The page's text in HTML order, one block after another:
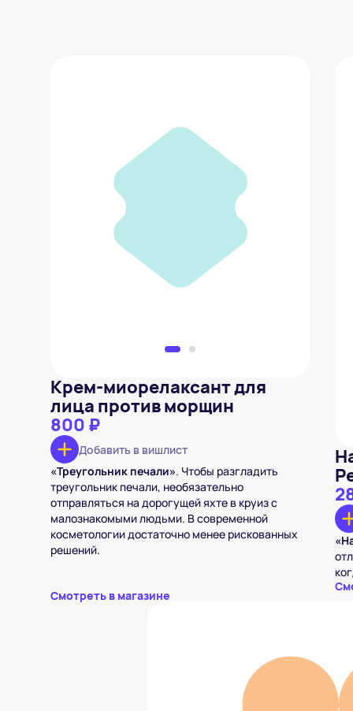
Крем-миорелаксант для лица
Добавить в вишлист
Крем-миорелаксант для
лица против морщин
800 ₽
Добавить в вишлист
«Треугольник печали». Чтобы разгладить
треугольник печали, необязательно
отправляться на дорогущей яхте в круиз с
малознакомыми людьми. В современной
косметологии достаточно менее рискованных
решений.
Смотреть в магазине